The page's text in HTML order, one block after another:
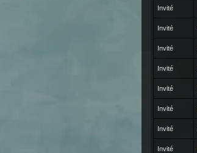
Invité
Invité
Invité
Invité
Invité
Invité
Invité
Invité